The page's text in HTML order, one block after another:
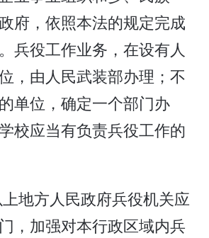
府，依照本法的规定完成
兵役工作业务，在设有人
，由人民武装部办理；不
单位，确定一个部门办
校应当有负责兵役工作的
地方人民政府兵役机关应
，加强对本行政区域内兵